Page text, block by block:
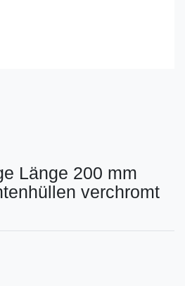
Länge 200 mm
verchromt